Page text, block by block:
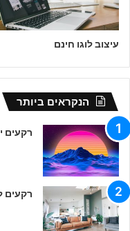
עיצוב לוגו חינם
הנקראים ביותר
רקעים
רקעים